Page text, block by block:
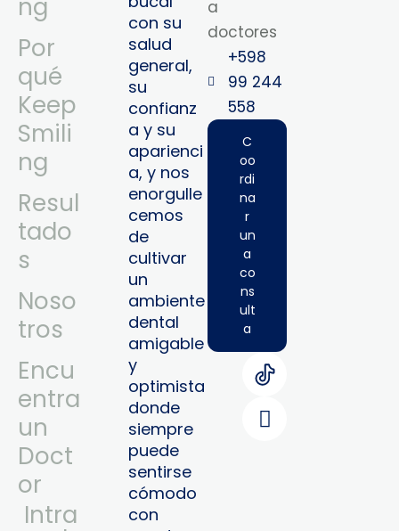
ng
Por
qué
Keep
Smili
ng
Resul
tado
s
Noso
tros
Encu
entra
un
Doct
or
Intra
con su
salud
general,
su
confianz
a y su
aparienci
a, y nos
enorgulle
cemos
de
cultivar
un
ambiente
dental
amigable
y
optimista
donde
siempre
puede
sentirse
cómodo
con
a
doctores
+598
99 244
558‬‬
C
oo
rdi
na
r
un
a
co
ns
ult
a